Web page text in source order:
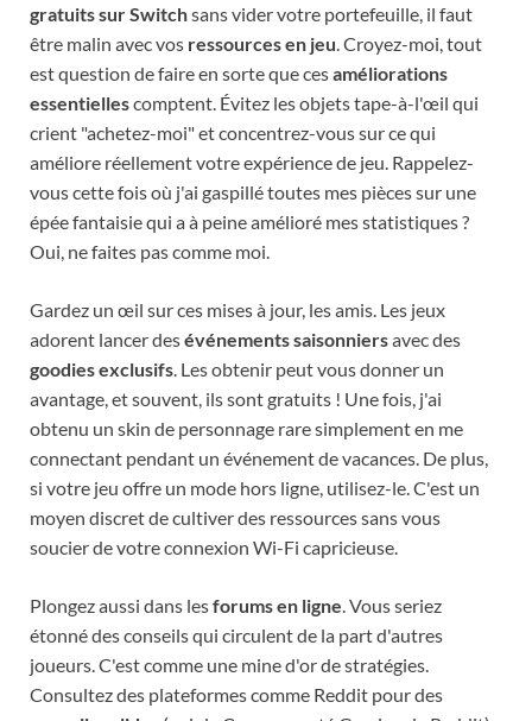
gratuits sur Switchsans vider votre portefeuille, il faut
être malin avec vos ressources en jeu. Croyez-moi, tout
est question de faire en sorte que cesaméliorations
essentiellescomptent. Évitez les objets tape-à-l'œil qui
crient "achetez-moi" et concentrez-vous sur ce qui
améliore réellement votre expérience de jeu. Rappelez-
vous cette fois où j'ai gaspillé toutes mes pièces sur une
épée fantaisie qui a à peine amélioré mes statistiques ?
Oui, ne faites pas comme moi.
Gardez un œil sur ces mises à jour, les amis. Les jeux
adorent lancer desévénements saisonniersavec des
goodies exclusifs. Les obtenir peut vous donner un
avantage, et souvent, ils sont gratuits ! Une fois, j'ai
obtenu un skin de personnage rare simplement en me
connectant pendant un événement de vacances. De plus,
si votre jeu offre un mode hors ligne, utilisez-le. C'est un
moyen discret de cultiver des ressources sans vous
soucier de votre connexion Wi-Fi capricieuse.
Plongez aussi dans lesforums en ligne. Vous seriez
étonné des conseils qui circulent de la part d'autres
joueurs. C'est comme une mine d'or de stratégies.
Consultez des plateformes comme Reddit pour des